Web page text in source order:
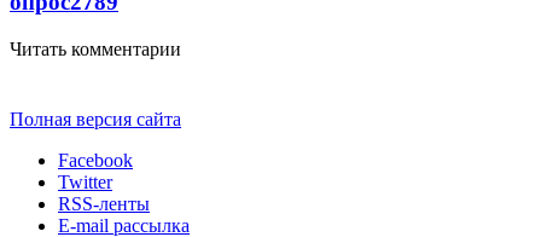
Читать комментарии
Полная версия сайта
Facebook
Twitter
RSS-ленты
E-mail рассылка